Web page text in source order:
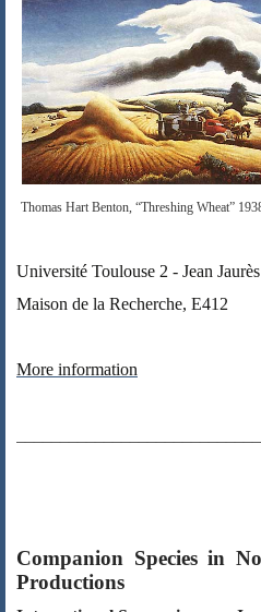
Thomas Hart Benton, “Threshing Wheat”
Université Toulouse 2 - Jean Jaurès
Maison de la Recherche, E412
More information
Companion Species in
Productions